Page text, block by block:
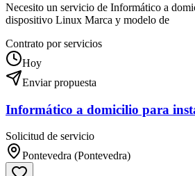
Necesito un servicio de Informático a
dispositivo Linux Marca y modelo de
Contrato por servicios
Hoy
Enviar propuesta
Informático a domicilio para
Solicitud de servicio
Pontevedra (Pontevedra)